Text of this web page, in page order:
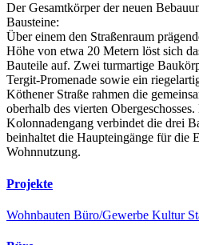
Der Gesamtkörper der neuen
Bausteine:
Über einem den Straßenraum
Höhe von etwa 20 Metern löst sich
Bauteile auf. Zwei turmartige
Tergit-Promenade sowie ein
Köthener Straße rahmen die
oberhalb des vierten
Kolonnadengang verbindet die drei
beinhaltet die Haupteingänge für die
Wohnnutzung.
Projekte
Wohnbauten Büro/Gewerbe Kultur